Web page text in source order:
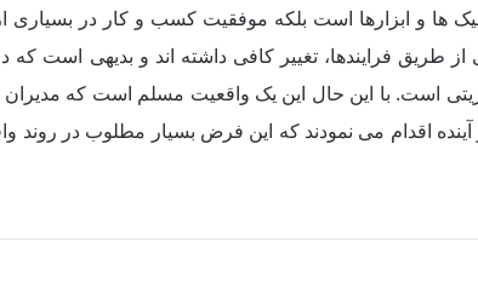
ها و ابزارها است بلکه موفقیت کسب و کار در بسیاری
فرایندها، تغییر کافی داشته اند و بدیهی است که
است. با این حال این یک واقعیت مسلم است که مدیران
اقدام می نمودند که این فرض بسیار مطلوب در روند